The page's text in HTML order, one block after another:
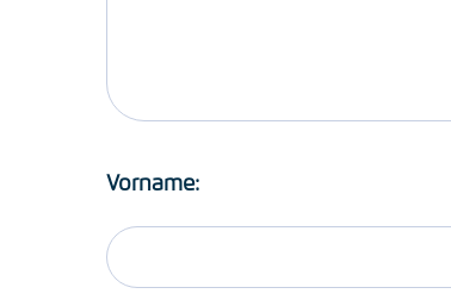
Vorname: